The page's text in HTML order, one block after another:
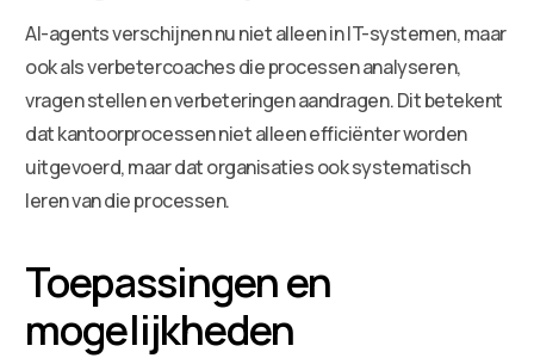
AI-agents verschijnen nu niet alleen in IT-systemen, maar
ook als verbetercoaches die processen analyseren,
vragen stellen en verbeteringen aandragen. Dit betekent
dat kantoorprocessen niet alleen efficiënter worden
uitgevoerd, maar dat organisaties ook systematisch
leren van die processen.
Toepassingen en
mogelijkheden